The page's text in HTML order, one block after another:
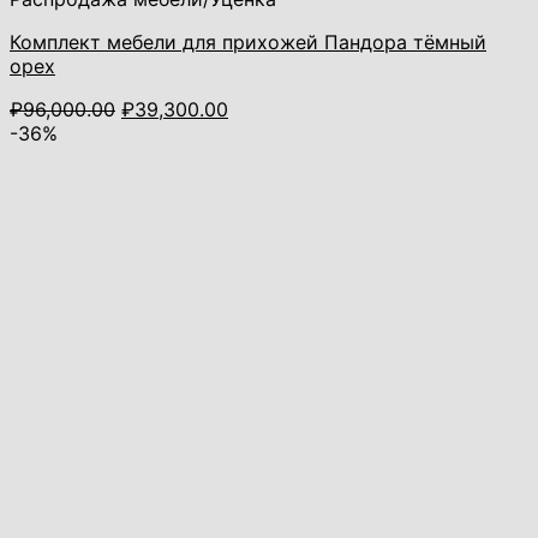
Комплект мебели для прихожей Пандора тёмный
орех
₽96,000.00 Первоначальная
₽39,300.00
-36%